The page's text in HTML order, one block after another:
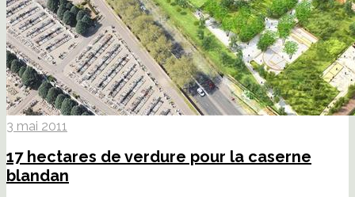
3 mai 2011
17 hectares de verdure pour la caserne
blandan